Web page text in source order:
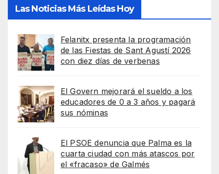
Las Noticias Más Leídas Hoy
Felanitx presenta la programación
de las Fiestas de Sant Agustí 2026
con diez días de verbenas
El Govern mejorará el sueldo a los
educadores de 0 a 3 años y pagará
sus nóminas
El PSOE denuncia que Palma es la
cuarta ciudad con más atascos por
el «fracaso» de Galmés